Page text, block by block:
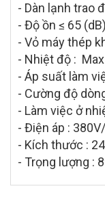
- Dàn lạnh trao
- Độ ồn ≤ 65 (dB)
- Vỏ máy thép
- Nhiệt độ : Max
- Áp suất làm
- Cường độ
- Làm việc ở
- Điện áp :
- Kích thước :
- Trọng lượng :